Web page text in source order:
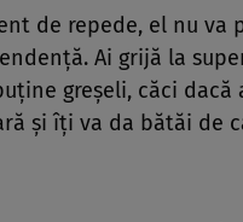
de repede, el nu
Ai grijă la
greşeli, căci
şi îţi va da bătăi de